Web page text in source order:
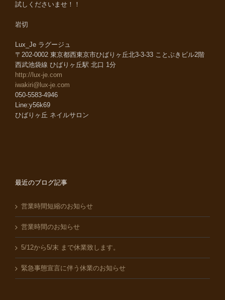
試しくださいませ！！
岩切
Lux_Je ラグージュ
〒202-0002 東京都西東京市ひばりヶ丘北3-3-33 ことぶきビル2階
西武池袋線 ひばりヶ丘駅 北口 1分
http://lux-je.com
iwakiri@lux-je.com
050-5583-4946
Line:y56k69
ひばりヶ丘 ネイルサロン
最近のブログ記事
営業時間短縮のお知らせ
営業時間のお知らせ
5/12から5/末 まで休業致します。
緊急事態宣言に伴う休業のお知らせ